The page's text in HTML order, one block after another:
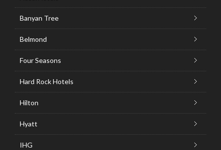
Banyan Tree
Belmond
Four Seasons
Hard Rock Hotels
Hilton
Hyatt
IHG